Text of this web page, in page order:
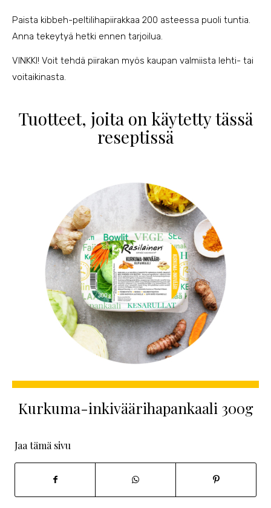
Paista kibbeh-peltilihapiirakkaa 200 asteessa puoli tuntia.
Anna tekeytyä hetki ennen tarjoilua.
VINKKI! Voit tehdä piirakan myös kaupan valmiista lehti- tai
voitaikinasta.
Tuotteet, joita on käytetty tässä
reseptissä
Kurkuma-inkiväärihapankaali 300g
Jaa tämä sivu